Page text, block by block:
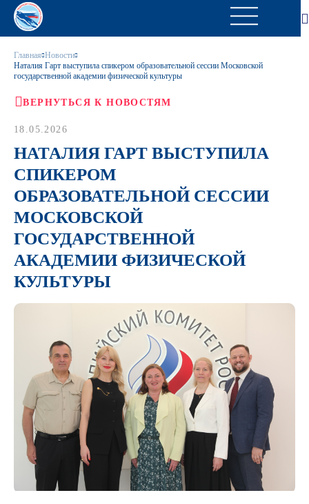
Главная Новости
Наталия Гарт выступила спикером образовательной сессии Московской
государственной академии физической культуры
ВЕРНУТЬСЯ К НОВОСТЯМ
18.05.2026
НАТАЛИЯ ГАРТ ВЫСТУПИЛА
СПИКЕРОМ
ОБРАЗОВАТЕЛЬНОЙ СЕССИИ
МОСКОВСКОЙ
ГОСУДАРСТВЕННОЙ
АКАДЕМИИ ФИЗИЧЕСКОЙ
КУЛЬТУРЫ